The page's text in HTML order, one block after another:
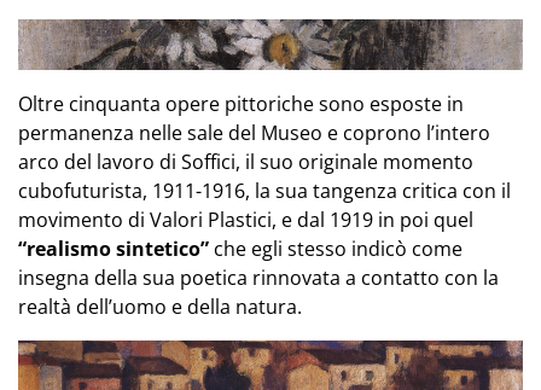
Oltre cinquanta opere pittoriche sono esposte in
permanenza nelle sale del Museo e coprono l’intero
arco del lavoro di Soffici, il suo originale momento
cubofuturista, 1911-1916, la sua tangenza critica con il
movimento di Valori Plastici, e dal 1919 in poi quel
“realismo sintetico” che egli stesso indicò come
insegna della sua poetica rinnovata a contatto con la
realtà dell’uomo e della natura.